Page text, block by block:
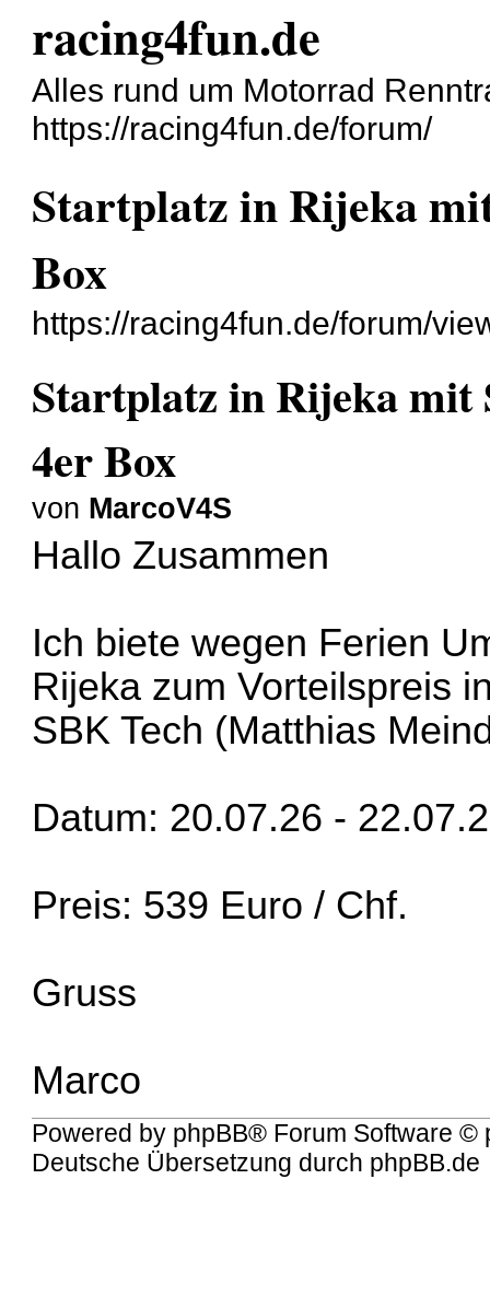
racing4fun.de
Alles rund um Motorrad
https://racing4fun.de/forum/
Startplatz in Rijeka
Box
https://racing4fun.de/forum/
Startplatz in Rijeka mit
4er Box
von MarcoV4S
Hallo Zusammen
Ich biete wegen Ferien
Rijeka zum Vorteilspreis
SBK Tech (Matthias
Datum: 20.07.26 -
Preis: 539 Euro / Chf.
Gruss
Marco
Powered by phpBB® Forum Software ©
Deutsche Übersetzung durch phpBB.de